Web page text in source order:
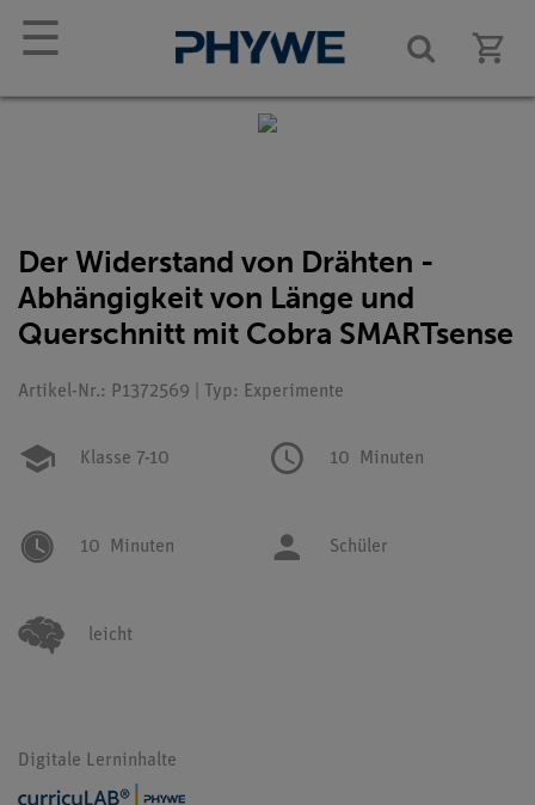
☰
Der Widerstand von Drähten -
Abhängigkeit von Länge und
Querschnitt mit Cobra SMARTsense
Artikel-Nr.: P1372569 | Typ: Experimente
Klasse 7-10 10 Minuten
10 Minuten Schüler
leicht
Digitale Lerninhalte